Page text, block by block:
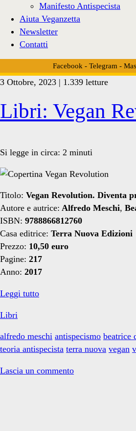
Manifesto Antispecista
Aiuta Veganzetta
Newsletter
Contatti
Facebook - Telegram -
Tag:
dei
dettagli</span>
3 Ottobre, 2023 | 1.339 letture
Libri: Vegan
Si legge in circa: 2 minuti
Titolo: Vegan Revolution. Diventa
Autore e autrice: Alfredo Meschi,
ISBN: 9788866812760
Casa editrice: Terra Nuova Edizioni
Prezzo: 10,50 euro
Pagine: 217
Anno: 2017
Leggi tuttoLibri:
Libri
alfredo meschi antispecismo beatrice
teoria antispecista terra nuova vegan
Lascia un commento